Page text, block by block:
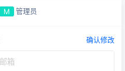
M 管理员
确认修改